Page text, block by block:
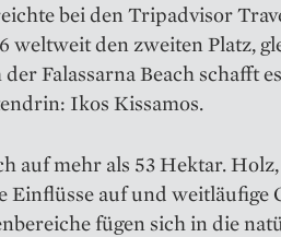
bei den Tripadvisor
weltweit den zweiten Platz,
Falassarna Beach schafft
Ikos Kissamos.
auf mehr als 53 Hektar.
Einflüsse auf und weitläufige
fügen sich in die